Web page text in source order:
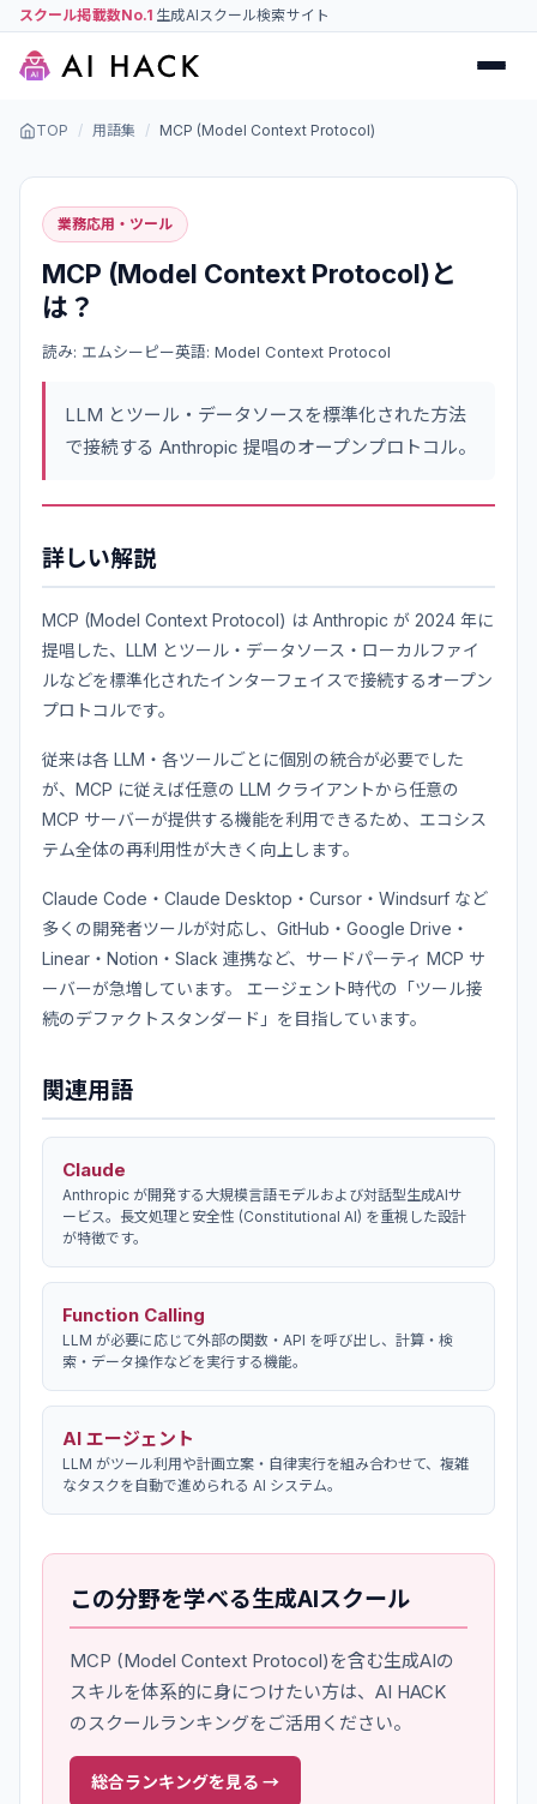
スクール掲載数No.1 生成AIスクール検索サイト
TOP / 用語集 / MCP (Model Context Protocol)
業務応用・ツール
MCP (Model Context Protocol)と
は？
読み: エムシーピー英語: Model Context Protocol
LLM とツール・データソースを標準化された方法
で接続する Anthropic 提唱のオープンプロトコル。
詳しい解説
MCP (Model Context Protocol) は Anthropic が 2024 年に
提唱した、LLM とツール・データソース・ローカルファイ
ルなどを標準化されたインターフェイスで接続するオープン
プロトコルです。
従来は各 LLM・各ツールごとに個別の統合が必要でした
が、MCP に従えば任意の LLM クライアントから任意の
MCP サーバーが提供する機能を利用できるため、エコシス
テム全体の再利用性が大きく向上します。
Claude Code・Claude Desktop・Cursor・Windsurf など
多くの開発者ツールが対応し、GitHub・Google Drive・
Linear・Notion・Slack 連携など、サードパーティ MCP サ
ーバーが急増しています。 エージェント時代の「ツール接
続のデファクトスタンダード」を目指しています。
関連用語
Claude
Anthropic が開発する大規模言語モデルおよび対話型生成AIサ
ービス。長文処理と安全性 (Constitutional AI) を重視した設計
が特徴です。
Function Calling
LLM が必要に応じて外部の関数・API を呼び出し、計算・検
索・データ操作などを実行する機能。
AI エージェント
LLM がツール利用や計画立案・自律実行を組み合わせて、複雑
なタスクを自動で進められる AI システム。
この分野を学べる生成AIスクール
MCP (Model Context Protocol)を含む生成AIの
スキルを体系的に身につけたい方は、AI HACK
のスクールランキングをご活用ください。
総合ランキングを見る →